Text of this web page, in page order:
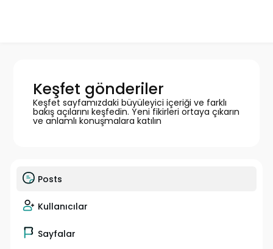
Keşfet gönderiler
Keşfet sayfamızdaki büyüleyici içeriği ve farklı
bakış açılarını keşfedin. Yeni fikirleri ortaya çıkarın
ve anlamlı konuşmalara katılın
Posts
Kullanıcılar
Sayfalar